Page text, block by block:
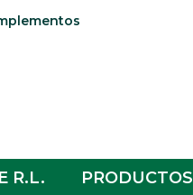
R.L. PRODUCTOS